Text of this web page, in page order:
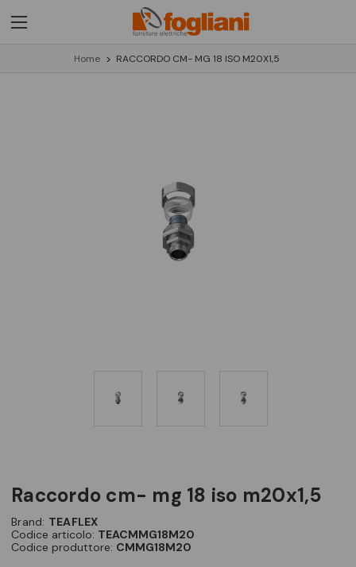
Home RACCORDO CM- MG 18 ISO M20X1,5
raccordo cm- mg 18 iso m20x1,5
Brand: TEAFLEX
Codice articolo: TEACMMG18M20
Codice produttore: CMMG18M20